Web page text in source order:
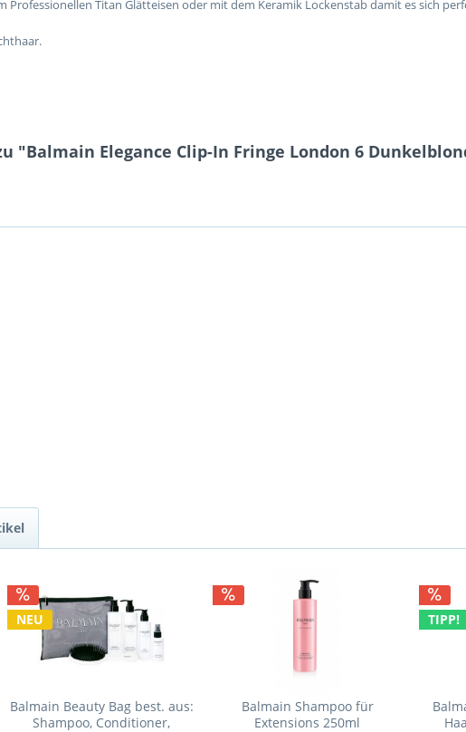
Professionellen Titan Glätteisen oder mit dem Keramik Lockenstab damit es sich
"Balmain Elegance Clip-In Fringe London 6
NEU
Balmain Beauty Bag best. aus:
Shampoo, Conditioner,
Balmain Shampoo für
Extensions 250ml
TIPP!